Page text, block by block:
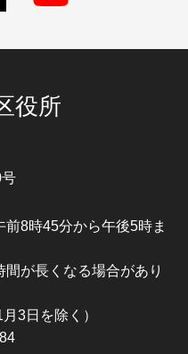
役所
8時45分から午後5時ま
が長くなる場合があり
3日を除く）